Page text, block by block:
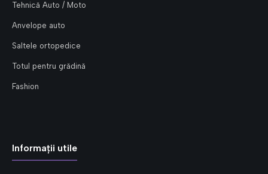
Tehnică Auto / Moto
Anvelope auto
Saltele ortopedice
Totul pentru grădină
Fashion
Informații utile